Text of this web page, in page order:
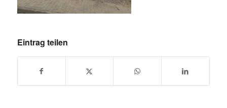
Eintrag teilen